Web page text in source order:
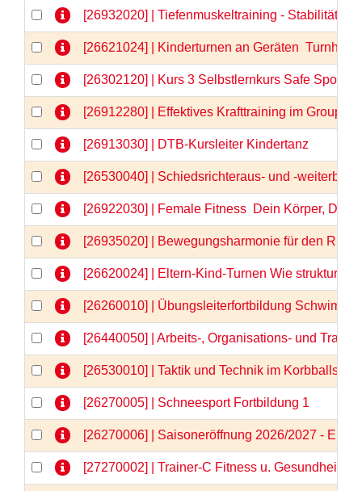
[26932020] | Tiefenmuskeltraining - Stabilität
[26621024] | Kinderturnen an Geräten 
[26302120] | Kurs 3 Selbstlernkurs Safe Sport
[26912280] | Effektives Krafttraining im
[26913030] | DTB-Kursleiter Kindertanz
[26530040] | Schiedsrichteraus- und -
[26922030] | Female Fitness  Dein Körper,
[26935020] | Bewegungsharmonie für den
[26620024] | Eltern-Kind-Turnen Wie
[26260010] | Übungsleiterfortbildung
[26440050] | Arbeits-, Organisations- und
[26530010] | Taktik und Technik im
[26270005] | Schneesport Fortbildung 1
[26270006] | Saisoneröffnung 2026/2027 -
[27270002] | Trainer-C Fitness u. Gesundheit